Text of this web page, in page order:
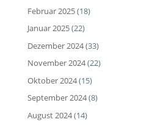
Februar 2025(18)
Januar 2025(22)
Dezember 2024(33)
November 2024(22)
Oktober 2024(15)
September 2024(8)
August 2024(14)